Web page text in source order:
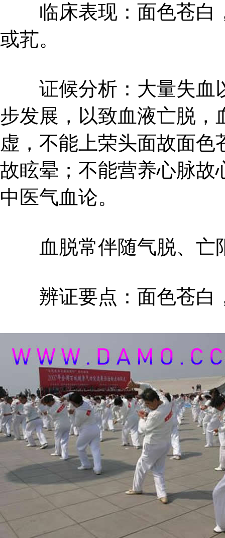
临床表现：面色苍白
或芤。
证候分析：大量失血
步发展，以致血液亡脱，
虚，不能上荣头面故面
故眩晕；不能营养心脉故
中医气血论。
血脱常伴随气脱、亡
辨证要点：面色苍白